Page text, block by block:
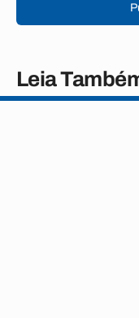
Leia